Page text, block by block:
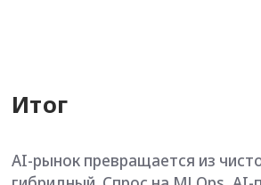
Если вы хотите стать именно
начните с системного
Томского государственного